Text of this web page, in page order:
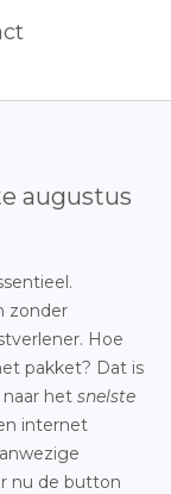
augustus
zonder
Hoe
pakket? Dat is
het snelste
internet
nu de button